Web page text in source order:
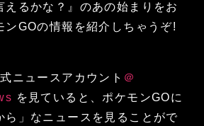
えるかな？』のあの始まりをお
ンGOの情報を紹介しちゃうぞ!
ニュースアカウント ＠
を見ていると、ポケモンGOに
ら」なニュースを見ることがで